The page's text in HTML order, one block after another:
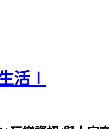
活∣